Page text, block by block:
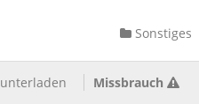
Sonstiges
Missbrauch